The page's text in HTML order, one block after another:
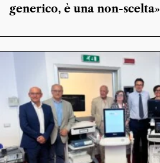
generico, è una non-scelta»